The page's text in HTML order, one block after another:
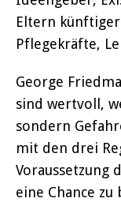
Eltern
Pflegekräfte,
George
sind wertvoll,
sondern
mit den drei
Voraussetzung
eine Chance